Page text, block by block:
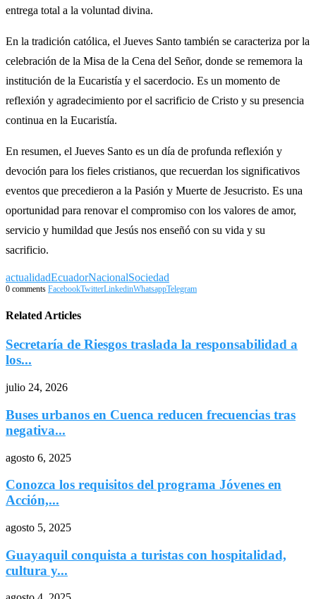
entrega total a la voluntad divina.
En la tradición católica, el Jueves Santo también se caracteriza por la
celebración de la Misa de la Cena del Señor, donde se rememora la
institución de la Eucaristía y el sacerdocio. Es un momento de
reflexión y agradecimiento por el sacrificio de Cristo y su presencia
continua en la Eucaristía.
En resumen, el Jueves Santo es un día de profunda reflexión y
devoción para los fieles cristianos, que recuerdan los significativos
eventos que precedieron a la Pasión y Muerte de Jesucristo. Es una
oportunidad para renovar el compromiso con los valores de amor,
servicio y humildad que Jesús nos enseñó con su vida y su
sacrificio.
actualidadEcuadorNacionalSociedad
0 comments FacebookTwitterLinkedinWhatsappTelegram
Related Articles
Secretaría de Riesgos traslada la responsabilidad a
los...
julio 24, 2026
Buses urbanos en Cuenca reducen frecuencias tras
negativa...
agosto 6, 2025
Conozca los requisitos del programa Jóvenes en
Acción,...
agosto 5, 2025
Guayaquil conquista a turistas con hospitalidad,
cultura y...